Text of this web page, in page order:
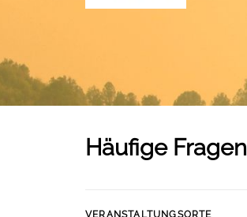
Häufige Fragen
VERANSTALTUNGSORTE